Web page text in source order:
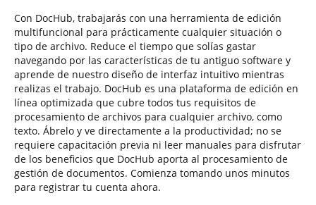
Con DocHub, trabajarás con una herramienta de edición
multifuncional para prácticamente cualquier situación o
tipo de archivo. Reduce el tiempo que solías gastar
navegando por las características de tu antiguo software y
aprende de nuestro diseño de interfaz intuitivo mientras
realizas el trabajo. DocHub es una plataforma de edición en
línea optimizada que cubre todos tus requisitos de
procesamiento de archivos para cualquier archivo, como
texto. Ábrelo y ve directamente a la productividad; no se
requiere capacitación previa ni leer manuales para disfrutar
de los beneficios que DocHub aporta al procesamiento de
gestión de documentos. Comienza tomando unos minutos
para registrar tu cuenta ahora.